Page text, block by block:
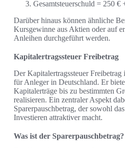
Gesamtsteuerschuld = 250 €
Darüber hinaus können ähnliche
Kursgewinne aus Aktien oder auf
Anleihen durchgeführt werden.
Kapitalertragssteuer Freibetrag
Der Kapitalertragssteuer
für Anleger in Deutschland. Er
Kapitalerträge bis zu bestimmten
realisieren. Ein zentraler Aspekt
Sparerpauschbetrag, der sowohl
Investieren attraktiver macht.
Was ist der Sparerpauschbetrag?